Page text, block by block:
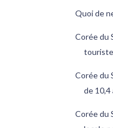
Quoi de
Corée du
touriste
Corée du
de 10,4
Corée du